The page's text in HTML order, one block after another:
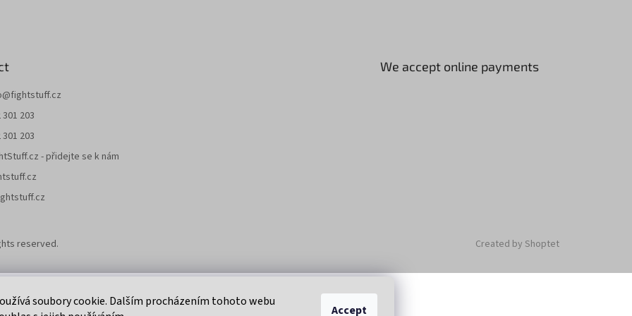
soubory cookie. Dalším procházením tohoto webu
Accept
@fightstuff.cz
301 203
301 203
- přidejte se k nám
We accept online payments
Created by Shoptet
reserved.
Klikni na super eshop pro cyklisty a bikery.